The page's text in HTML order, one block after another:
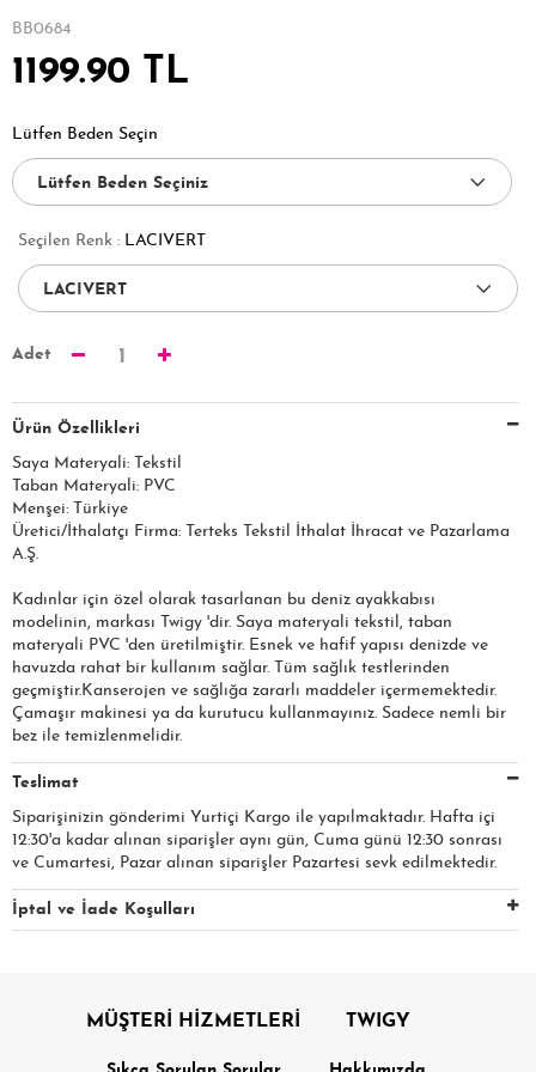
BB0684
1199.90 TL
Lütfen Beden Seçin
Seçilen Renk : LACIVERT
Adet 1
Ürün Özellikleri
Saya Materyali: Tekstil
Taban Materyali: PVC
Menşei: Türkiye
Üretici/İthalatçı Firma: Terteks Tekstil İthalat İhracat ve Pazarlama
A.Ş.​​​
Kadınlar için özel olarak tasarlanan bu deniz ayakkabısı
modelinin, markası Twigy 'dir. Saya materyali tekstil, taban
materyali PVC 'den üretilmiştir. Esnek ve hafif yapısı denizde ve
havuzda rahat bir kullanım sağlar. Tüm sağlık testlerinden
geçmiştir.Kanserojen ve sağlığa zararlı maddeler içermemektedir.
Çamaşır makinesi ya da kurutucu kullanmayınız. Sadece nemli bir
bez ile temizlenmelidir.
Teslimat
Siparişinizin gönderimi Yurtiçi Kargo ile yapılmaktadır. Hafta içi
12:30'a kadar alınan siparişler aynı gün, Cuma günü 12:30 sonrası
ve Cumartesi, Pazar alınan siparişler Pazartesi sevk edilmektedir.
İptal ve İade Koşulları
MÜŞTERİ HİZMETLERİ TWIGY